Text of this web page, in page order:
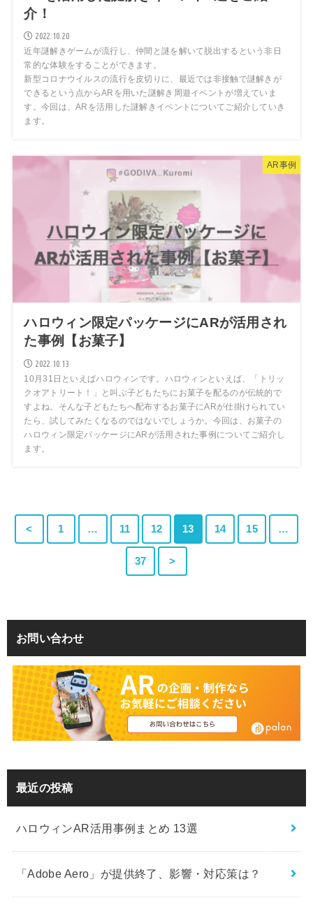
介！
2022.10.20
近年謎解きゲームが流行し、仲間と謎を解いて脱出するという非日
常的な体験をすることができます。
新型コロナウイルスの流行を皮切りに、最近では非接触で謎解きが
できるという点からARを用いた謎解き周遊イベントが増えていま
す。今回は、ARを活用した謎解きイベントについてご紹介していき
ます。
AR事例
ハロウィン限定パッケージにARが活用され
た事例【お菓子】
2022.10.13
10月31日といえばハロウィンです。ハロウィンといえば、「トリッ
クオアトリート！」と叫ぶ子どもたちにお菓子を配るのが伝統的で
すよね。そんな子どもたちへ配布するお菓子にARが仕掛けられてい
たら、試してみたくなるのではないでしょうか。今回は、お菓子の
ハロウィン限定パッケージにARが活用された事例についてご紹介し
ます。
< 1 … 11 12 13 14 15 …
37 >
お問い合わせ
最近の投稿
ハロウィンAR活用事例まとめ 13選
「Adobe Aero」が提供終了、影響・対応策は？